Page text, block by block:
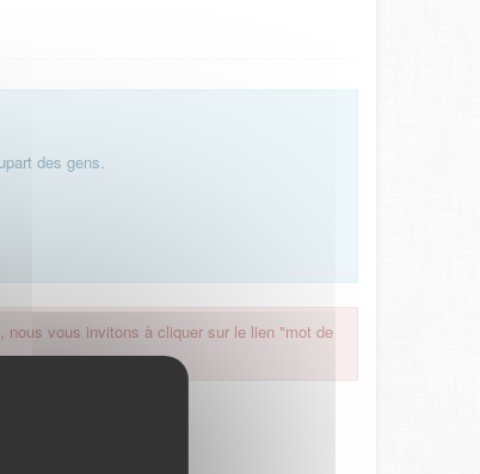
des gens.
vous invitons à cliquer sur le lien "mot de